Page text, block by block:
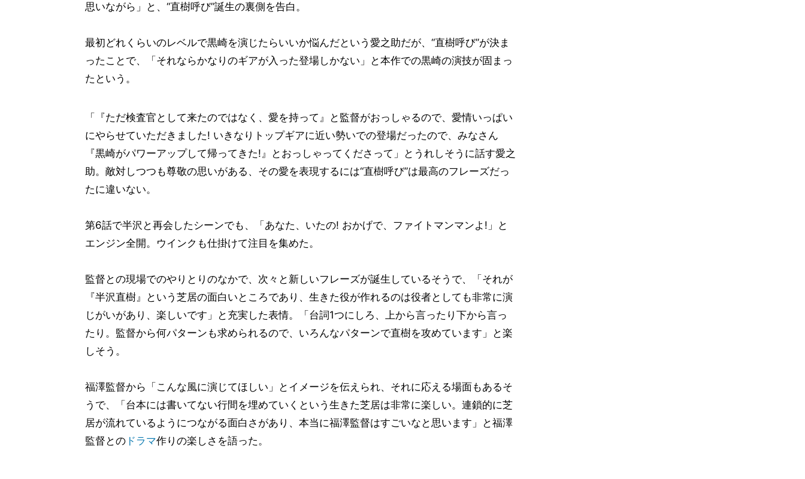
思いながら」と、“直樹呼び”誕生の裏側を告白。
最初どれくらいのレベルで黒崎を演じたらいいか悩んだという愛之助だが、“直樹呼び”が決ま
ったことで、「それならかなりのギアが入った登場しかない」と本作での黒崎の演技が固まっ
たという。
「『ただ検査官として来たのではなく、愛を持って』と監督がおっしゃるので、愛情いっぱい
にやらせていただきました! いきなりトップギアに近い勢いでの登場だったので、みなさん
『黒崎がパワーアップして帰ってきた!』とおっしゃってくださって」とうれしそうに話す愛之
助。敵対しつつも尊敬の思いがある、その愛を表現するには“直樹呼び”は最高のフレーズだっ
たに違いない。
第6話で半沢と再会したシーンでも、「あなた、いたの! おかげで、ファイトマンマンよ!」と
エンジン全開。ウインクも仕掛けて注目を集めた。
監督との現場でのやりとりのなかで、次々と新しいフレーズが誕生しているそうで、「それが
『半沢直樹』という芝居の面白いところであり、生きた役が作れるのは役者としても非常に演
じがいがあり、楽しいです」と充実した表情。「台詞1つにしろ、上から言ったり下から言っ
たり。監督から何パターンも求められるので、いろんなパターンで直樹を攻めています」と楽
しそう。
福澤監督から「こんな風に演じてほしい」とイメージを伝えられ、それに応える場面もあるそ
うで、「台本には書いてない行間を埋めていくという生きた芝居は非常に楽しい。連鎖的に芝
居が流れているようにつながる面白さがあり、本当に福澤監督はすごいなと思います」と福澤
監督との ドラマ作りの楽しさを語った。